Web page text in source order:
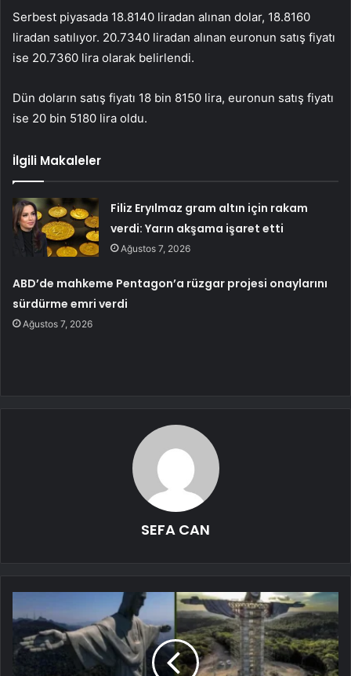
Serbest piyasada 18.8140 liradan alınan dolar, 18.8160
liradan satılıyor. 20.7340 liradan alınan euronun satış fiyatı
ise 20.7360 lira olarak belirlendi.
Dün doların satış fiyatı 18 bin 8150 lira, euronun satış fiyatı
ise 20 bin 5180 lira oldu.
İlgili Makaleler
Filiz Eryılmaz gram altın için rakam
verdi: Yarın akşama işaret etti
Ağustos 7, 2026
ABD’de mahkeme Pentagon’a rüzgar projesi onaylarını
sürdürme emri verdi
Ağustos 7, 2026
SEFA CAN